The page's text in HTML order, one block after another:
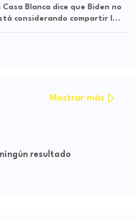
Casa Blanca dice que Biden no
considerando compartir las
Mostrar más
resultado